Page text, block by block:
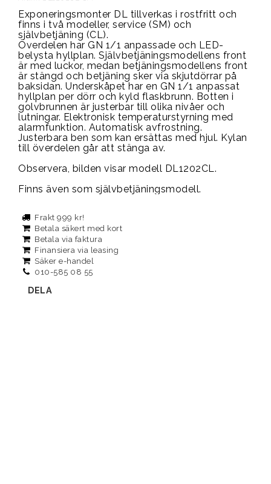
Exponeringsmonter DL tillverkas i rostfritt och
finns i två modeller, service (SM) och
självbetjäning (CL).
Överdelen har GN 1/1 anpassade och LED-
belysta hyllplan. Självbetjäningsmodellens front
är med luckor, medan betjäningsmodellens front
är stängd och betjäning sker via skjutdörrar på
baksidan. Underskåpet har en GN 1/1 anpassat
hyllplan per dörr och kyld flaskbrunn. Botten i
golvbrunnen är justerbar till olika nivåer och
lutningar. Elektronisk temperaturstyrning med
alarmfunktion. Automatisk avfrostning.
Justerbara ben som kan ersättas med hjul. Kylan
till överdelen går att stänga av.
Observera, bilden visar modell DL1202CL.
Finns även som självbetjäningsmodell.
Frakt 999 kr!
Betala säkert med kort
Betala via faktura
Finansiera via leasing
Säker e-handel
010-585 08 55
DELA